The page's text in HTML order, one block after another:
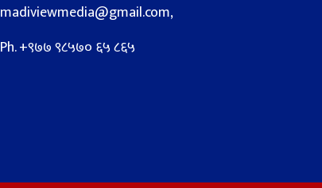
madiviewmedia@gmail.com,
Ph. +९७७ ९८५७० ६५ ८६५